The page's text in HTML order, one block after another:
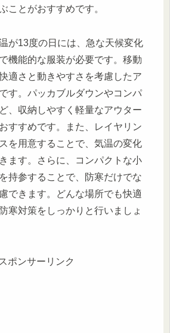
ことがおすすめです。
が13度の日には、急な天候変化
機能的な服装が必要です。移動
適さと動きやすさを考慮したア
す。パッカブルダウンやコンパ
、収納しやすく軽量なアウター
すすめです。また、レイヤリン
を用意することで、気温の変化
ます。さらに、コンパクトな小
持参することで、防寒だけでな
できます。どんな場所でも快適
寒対策をしっかりと行いましょ
スポンサーリンク